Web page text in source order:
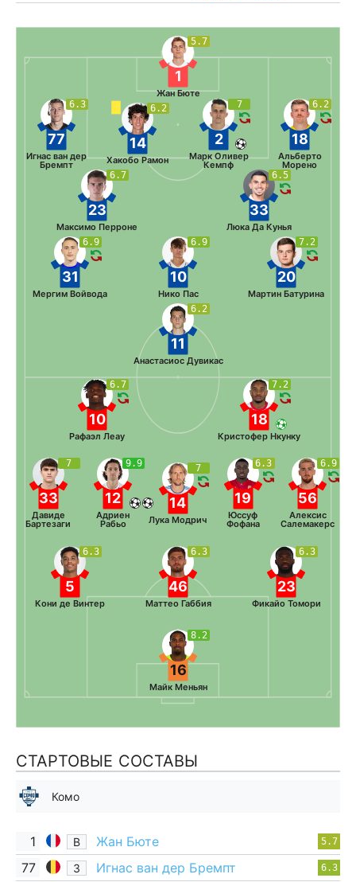
5.7
1
Жан Бюте
6.2
18
Альберто
Морено
7
2
Марк Оливер
Кемпф
6.2
14
Хакобо Рамон
6.3
77
Игнас ван дер
Бремпт
6.5
33
Люка Да Кунья
6.7
23
Максимо Перроне
7.2
20
Мартин Батурина
6.9
10
Нико Пас
6.9
31
Мергим Войвода
6.2
11
Анастасиос Дувикас
8.2
16
Майк Меньян
6.3
5
Кони де Винтер
6.3
46
Маттео Габбия
6.3
23
Фикайо Томори
7
33
Давиде
Бартезаги
9.9
12
Адриен
Рабьо
7
14
Лука Модрич
6.3
19
Юссуф
Фофана
6.9
56
Алексис
Салемакерс
6.7
10
Рафаэл Леау
7.2
18
Кристофер Нкунку
СТАРТОВЫЕ СОСТАВЫ
Комо
1 В Жан Бюте 5.7
77 З Игнас ван дер Бремпт 6.3